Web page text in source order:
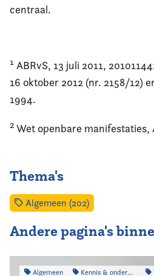
centraal.
1 ABRvS, 13 juli 2011,
16 oktober 2012 (nr. 2158/12)
1994.
2 Wet openbare manifestaties,
Thema's
Algemeen (202)
Andere pagina's
Algemeen Kennis & onderzoek